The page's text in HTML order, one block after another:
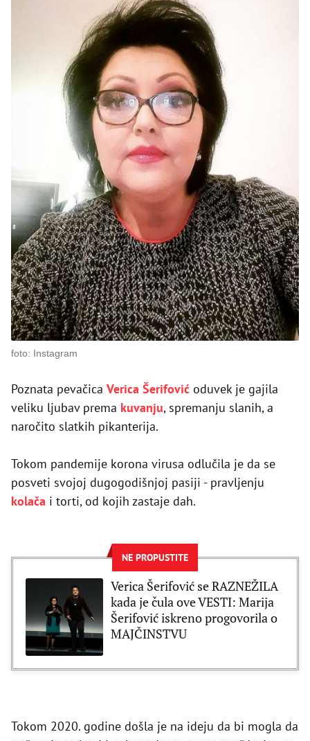
foto: Instagram
Poznata pevačica Verica Šerifović oduvek je gajila
veliku ljubav prema kuvanju, spremanju slanih, a
naročito slatkih pikanterija.
Tokom pandemije korona virusa odlučila je da se
posveti svojoj dugogodišnjoj pasiji - pravljenju
kolača i torti, od kojih zastaje dah.
NE PROPUSTITE
Verica Šerifović se RAZNEŽILA
kada je čula ove VESTI: Marija
Šerifović iskreno progovorila o
MAJČINSTVU
Tokom 2020. godine došla je na ideju da bi mogla da